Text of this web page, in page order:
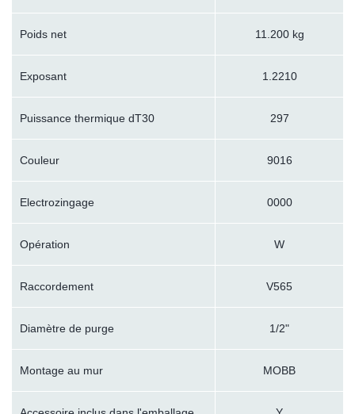
Poids net 11.200 kg
Exposant 1.2210
Puissance thermique dT30 297
Couleur 9016
Electrozingage 0000
Opération W
Raccordement V565
Diamètre de purge 1/2"
Montage au mur MOBB